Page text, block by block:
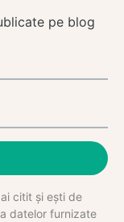
pe blog
citit și ești de
datelor furnizate